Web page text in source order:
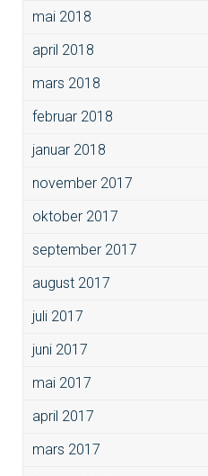
mai 2018
april 2018
mars 2018
februar 2018
januar 2018
november 2017
oktober 2017
september 2017
august 2017
juli 2017
juni 2017
mai 2017
april 2017
mars 2017